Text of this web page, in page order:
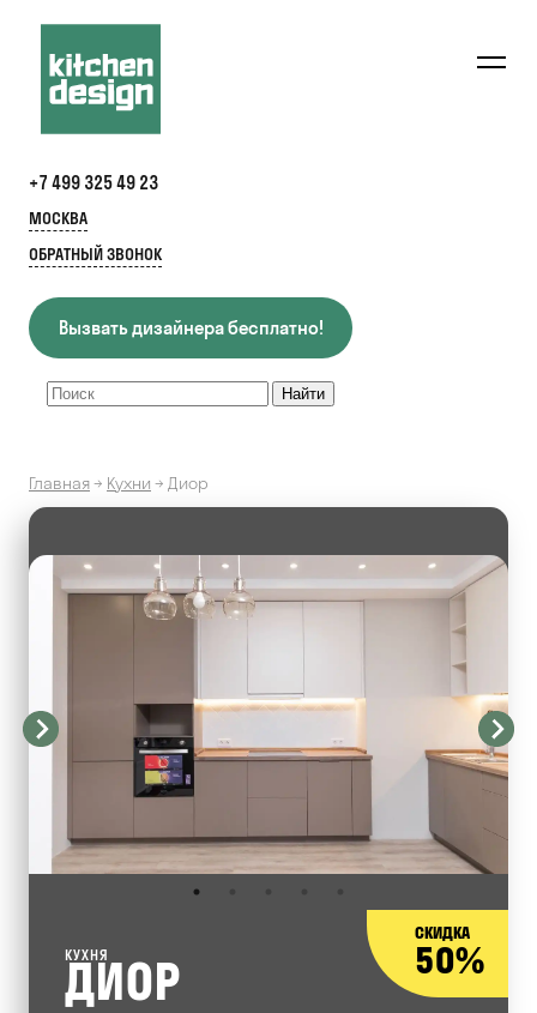
+7 499 325 49 23
МОСКВА
ОБРАТНЫЙ ЗВОНОК
Вызвать дизайнера бесплатно!
Главная→ Кухни → Диор
СКИДКА
50%
КУХНЯ
ДИОР